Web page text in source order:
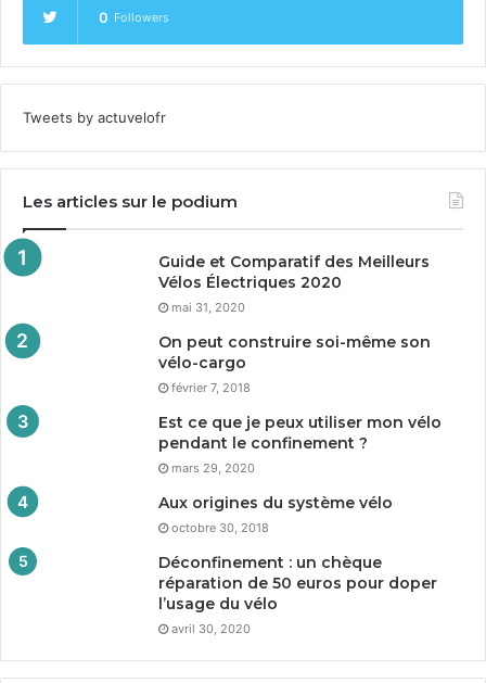
0 Followers
Tweets by actuvelofr
Les articles sur le podium
Guide et Comparatif des Meilleurs
Vélos Électriques 2020
mai 31, 2020
On peut construire soi-même son
vélo-cargo
février 7, 2018
Est ce que je peux utiliser mon vélo
pendant le confinement ?
mars 29, 2020
Aux origines du système vélo
octobre 30, 2018
Déconfinement : un chèque
réparation de 50 euros pour doper
l’usage du vélo
avril 30, 2020